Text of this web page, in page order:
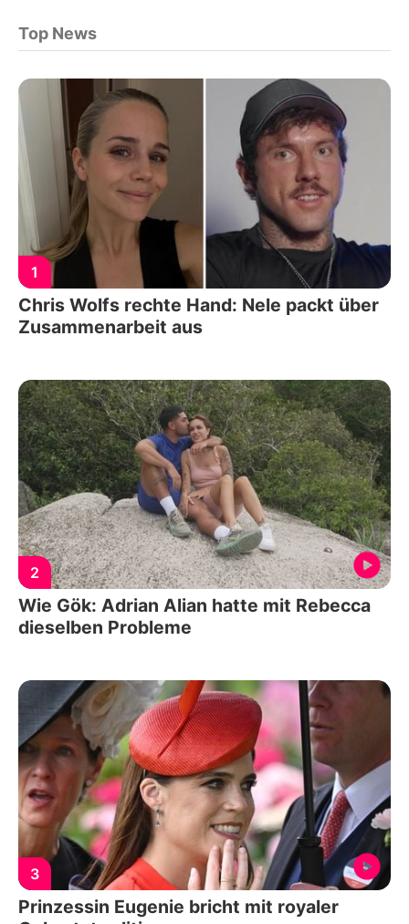
Top News
1
Chris Wolfs rechte Hand: Nele packt über
Zusammenarbeit aus
2
Wie Gök: Adrian Alian hatte mit Rebecca
dieselben Probleme
3
Prinzessin Eugenie bricht mit royaler